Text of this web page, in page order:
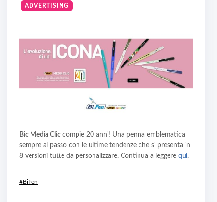
ADVERTISING
Bic Media Clic compie 20 anni! Una penna emblematica
sempre al passo con le ultime tendenze che si presenta in
8 versioni tutte da personalizzare. Continua a leggere qui.
#BiPen